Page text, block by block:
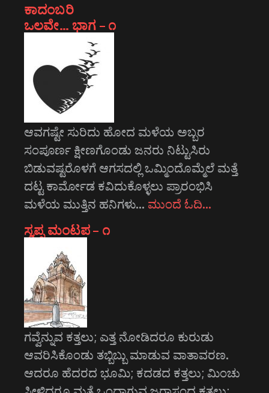
ಕಾದಂಬರಿ
ಒಲವೇ… ಭಾಗ – ೧
ಆವಗಷ್ಟೇ ಸುರಿದು ಹೋದ ಮಳೆಯ ಅಬ್ಬರ
ಸಂಪೂರ್ಣ ಕ್ಷೀಣಗೊಂಡು ಜನರು ನಿಟ್ಟುಸಿರು
ಬಿಡುವಷ್ಟರೊಳಗೆ ಆಗಸದಲ್ಲಿ ಒಮ್ಮಿಂದೊಮ್ಮೆಲೆ ಮತ್ತೆ
ದಟ್ಟ ಕಾರ್ಮೋಡ ಕವಿದುಕೊಳ್ಳಲು ಪ್ರಾರಂಭಿಸಿ
ಮಳೆಯ ಮುತ್ತಿನ ಹನಿಗಳು… ಮುಂದೆ ಓದಿ…
ಸ್ವಪ್ನ ಮಂಟಪ – ೧
ಗವ್ವೆನ್ನುವ ಕತ್ತಲು; ಎತ್ತ ನೋಡಿದರೂ ಕುರುಡು
ಆವರಿಸಿಕೊಂಡು ತಬ್ಬಿಬ್ಬು ಮಾಡುವ ವಾತಾವರಣ.
ಆದರೂ ಹೆದರದ ಭೂಮಿ; ಕದಡದ ಕತ್ತಲು; ಮಿಂಚು